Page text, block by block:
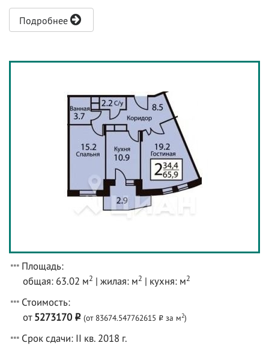
Подробнее
Площадь:
общая: 63.02 м2 | жилая: м2 | кухня: м2
Стоимость:
от5273170 o (от 83674.547762615 o за м2)
Срок сдачи: II кв. 2018 г.